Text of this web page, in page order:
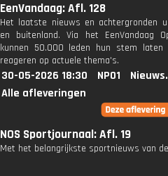
EenVandaag: Afl. 128
Het laatste nieuws en achtergronden
en buitenland. Via het EenVandaag
kunnen 50.000 leden hun stem laten
reageren op actuele thema's.
30-05-2026 18:30 NPO1
Alle afleveringen
NOS Sportjournaal: Afl. 19
Met het belangrijkste sportnieuws van